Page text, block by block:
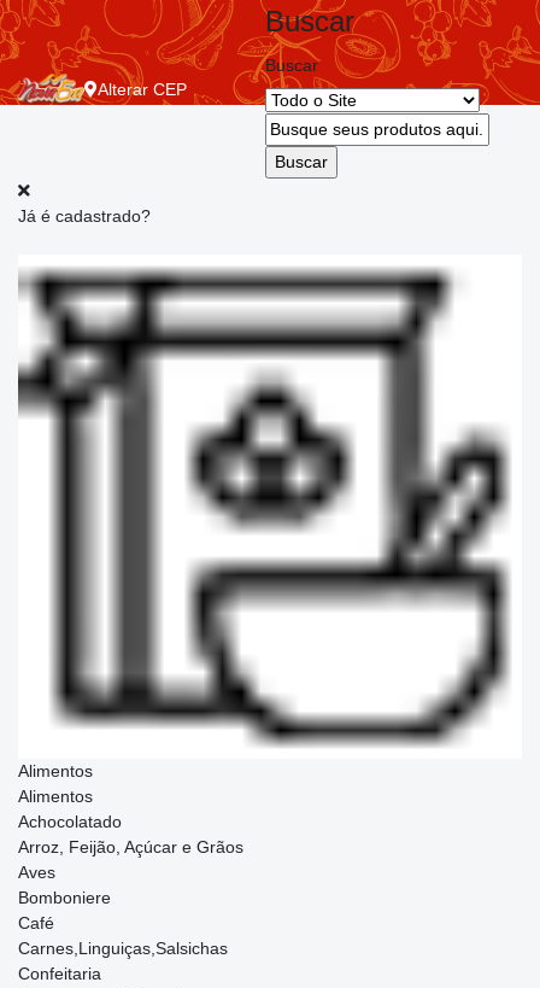
Alterar CEP
Buscar
Buscar
Já é cadastrado?
Alimentos
Alimentos
Achocolatado
Arroz, Feijão, Açúcar e Grãos
Aves
Bomboniere
Café
Carnes,Linguiças,Salsichas
Confeitaria